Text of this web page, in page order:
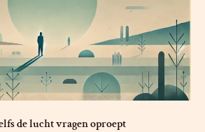
de lucht vragen oproept